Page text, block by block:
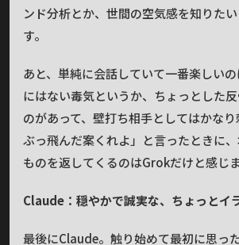
ンド分析とか、世間の空気感を知りた
す。
あと、単純に会話していて一番楽しい
にはない毒気というか、ちょっとした
のがあって、壁打ち相手としてはかな
ぶっ飛んだ案くれよ」と言ったときに
ものを返してくるのはGrokだけと感じま
Claude：穏やかで誠実な、ちょっとイ
最後にClaude。触り始めて最初に思っ